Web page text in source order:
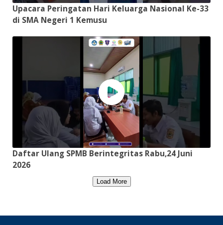
Upacara Peringatan Hari Keluarga Nasional Ke-33
di SMA Negeri 1 Kemusu
Daftar Ulang SPMB Berintegritas Rabu,24 Juni
2026
Load More